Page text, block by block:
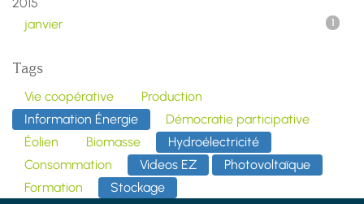
janvier
1
Tags
Vie coopérative
Production
Information Énergie
Démocratie participative
Éolien
Biomasse
Hydroélectricité
Consommation
Videos EZ
Photovoltaïque
Formation
Stockage